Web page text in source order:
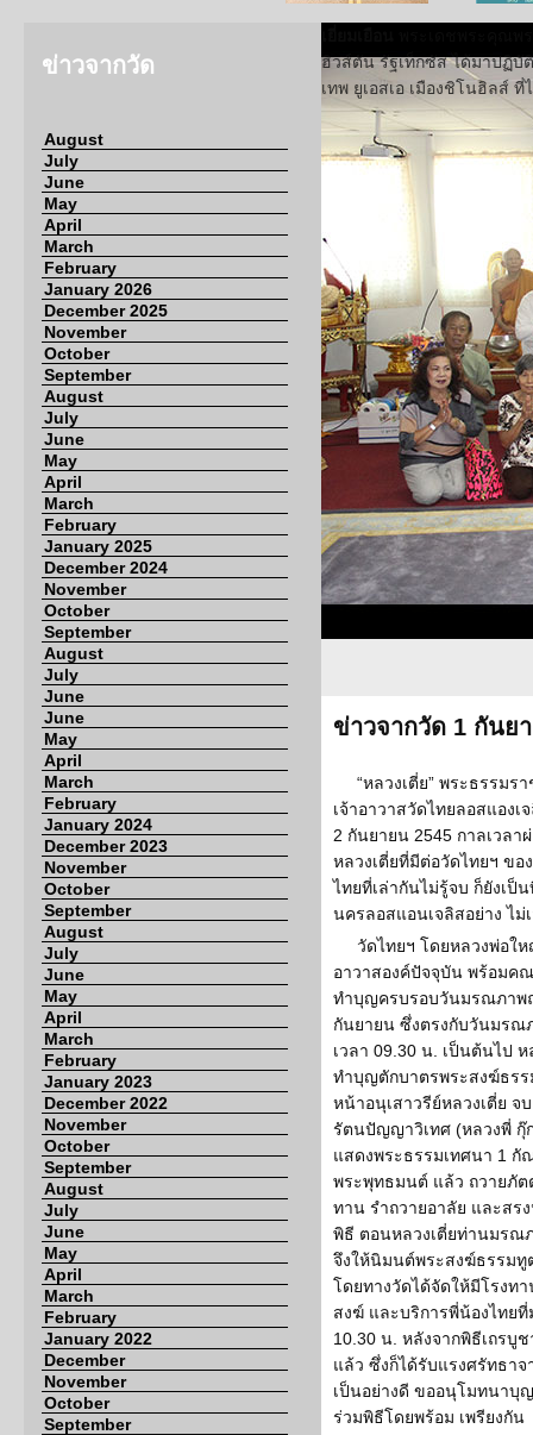
ข่าวจากวัด
August
July
June
May
April
March
February
January 2026
December 2025
November
October
September
August
July
June
May
April
March
February
January 2025
December 2024
November
October
September
August
July
June
June
May
April
March
February
January 2024
December 2023
November
October
September
August
July
June
May
April
March
February
January 2023
December 2022
November
October
September
August
July
June
May
April
March
February
January 2022
December
November
October
September
ฮิวส์ตัน รัฐเท็กซัส ได้มาปฏิบั
เทพ ยูเอสเอ เมืองชิโนฮิลส์
ข่าวจากวัด 1 กันย
“หลวงเตี่ย” พระธรรม
เจ้าอาวาสวัดไทยลอสแอง
2 กันยายน 2545 กาลเวล
หลวงเตี่ยที่มีต่อวัดไทยฯ ข
ไทยที่เล่ากันไม่รู้จบ ก็ยังเป็
นครลอสแอนเจลิสอย่าง ไม่
วัดไทยฯ โดยหลวงพ่อใ
อาวาสองค์ปัจจุบัน พร้อมค
ทำบุญครบรอบวันมรณภาพ
กันยายน ซึ่งตรงกับวันมรณ
เวลา 09.30 น. เป็นต้นไป
ทำบุญตักบาตรพระสงฆ์ธรร
หน้าอนุเสาวรีย์หลวงเตี่ย
รัตนปัญญาวิเทศ (หลวงพี่ กุ๊
แสดงพระธรรมเทศนา 1
พระพุทธมนต์ แล้ว ถวายภั
ทาน รำถวายอาลัย และสร
พิธี ตอนหลวงเตี่ยท่านมรณ
จึงให้นิมนต์พระสงฆ์ธรรมทู
โดยทางวัดได้จัดให้มีโรงท
สงฆ์ และบริการพี่น้องไทยที่
10.30 น. หลังจากพิธีเถรบู
แล้ว ซึ่งก็ได้รับแรงศรัทธาจ
เป็นอย่างดี ขออนุโมทนาบุ
ร่วมพิธีโดยพร้อม เพรียงกัน